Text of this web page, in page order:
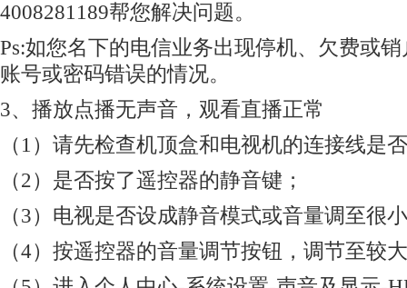
4008281189帮您解决问题。
Ps:如您名下的电信业务出现停机、欠费或
账号或密码错误的情况。
3、播放点播无声音，观看直播正常
（1）请先检查机顶盒和电视机的连接线是
（2）是否按了遥控器的静音键；
（3）电视是否设成静音模式或音量调至很
（4）按遥控器的音量调节按钮，调节至较